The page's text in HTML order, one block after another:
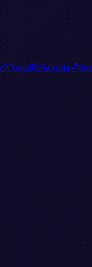
♎Vaga♏ Skorpija♐